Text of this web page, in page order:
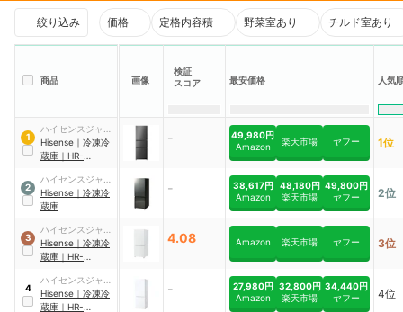
絞り込み 価格 定格内容積 野菜室あり チルド室あり
商品 画像
検証
スコア
最安価格 人気
1
ハイセンスジャパ
ン
Hisense ｜ 冷凍冷
蔵庫 ｜ HR-
-
49,980円
Amazon
楽天市場 ヤフー 1位
2
ハイセンスジャパ
ン
Hisense ｜ 冷凍冷
蔵庫
-
38,617円
Amazon
48,180円
楽天市場
49,800円
ヤフー
2位
3
ハイセンスジャパ
ン
Hisense ｜ 冷凍冷
蔵庫 ｜ HR-
4.08 Amazon 楽天市場 ヤフー 3位
4
ハイセンスジャパ
ン
Hisense ｜ 冷凍冷
蔵庫 ｜ HR-
-
27,980円
Amazon
32,800円
楽天市場
34,440円
ヤフー
4位